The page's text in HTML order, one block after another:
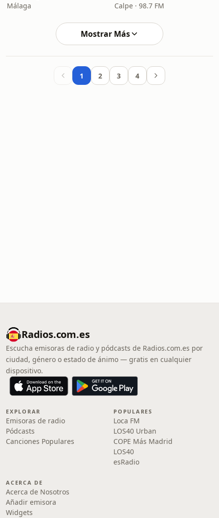
Málaga Calpe · 98.7 FM
Mostrar Más
1 2 3 4
Radios.com.es
Escucha emisoras de radio y pódcasts de Radios.com.es por
ciudad, género o estado de ánimo — gratis en cualquier
dispositivo.
EXPLORAR
Emisoras de radio
Pódcasts
Canciones Populares
POPULARES
Loca FM
LOS40 Urban
COPE Más Madrid
LOS40
esRadio
ACERCA DE
Acerca de Nosotros
Añadir emisora
Widgets